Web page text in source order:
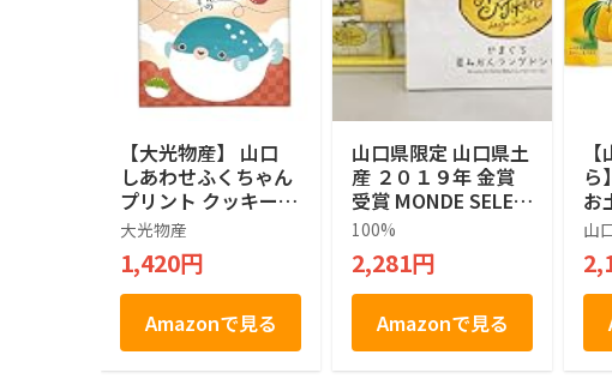
【大光物産】 山口
しあわせふくちゃん
プリント クッキー 1
4枚入り 山口県 お土
産 お菓子 個包装 ギ
フト スイーツ 焼き
菓子 手土産 贈り物
ご当地銘菓 お中元
お歳暮
大光物産
1,420円
Amazonで見る
山口県限定 山口県土
産 ２０１９年 金賞
受賞 MONDE SELEC
TION GOLD AWARD
山口県産 夏みかん 1
00％使用 Kotobukid
o YAMAGUCHI Nats
u Mikan Langue De
Chat やまぐち 夏み
かんラングドシャ チ
100%
2,281円
Amazonで見る
ら
お
果
リ
ツ
り
山